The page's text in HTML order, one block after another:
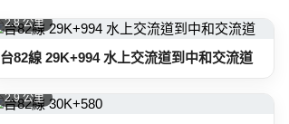
2.8 公里
台82線 29K+994 水上交流道到中和交流道
2.9 公里